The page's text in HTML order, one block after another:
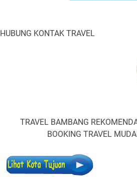
HUBUNG KONTAK TRAVEL
TRAVEL BAMBANG
BOOKING TRAVEL